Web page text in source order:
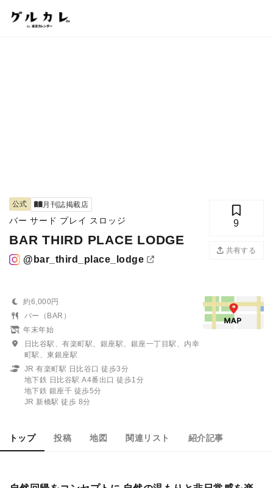
公式 月刊誌掲載店
バー サード プレイ スロッジ
BAR THIRD PLACE LODGE
@bar_third_place_lodge
9
共有する
約6,000円
バー（BAR）
年末年始
日比谷駅、有楽町駅、銀座駅、銀座一丁目駅、内幸
町駅、東銀座駅
JR 有楽町駅 日比谷口 徒歩3分
地下鉄 日比谷駅 A4番出口 徒歩1分
地下鉄 銀座千 徒歩5分
JR 新橋駅 徒歩 8分
トップ 投稿 地図 関連リスト 紹介記事